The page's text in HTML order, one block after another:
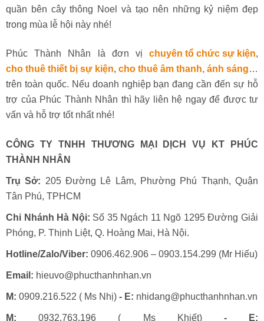
quần bên cây thông Noel và tạo nên những kỷ niệm đẹp
trong mùa lễ hội này nhé!
Phúc Thành Nhân là đơn vị chuyên tổ chức sự kiện,
cho thuê thiết bị sự kiện, cho thuê âm thanh, ánh sáng…
trên toàn quốc. Nếu doanh nghiệp bạn đang cần đến sự hỗ
trợ của Phúc Thành Nhân thì hãy liên hệ ngay để được tư
vấn và hỗ trợ tốt nhất nhé!
CÔNG TY TNHH THƯƠNG MẠI DỊCH VỤ KT PHÚC
THÀNH NHÂN
Trụ Sở: 205 Đường Lê Lâm, Phường Phú Thạnh, Quận
Tân Phú, TPHCM
Chi Nhánh Hà Nội: Số 35 Ngách 11 Ngõ 1295 Đường Giải
Phóng, P. Thịnh Liệt, Q. Hoàng Mai, Hà Nội.
Hotline/Zalo/Viber: 0906.462.906 – 0903.154.299 (Mr Hiếu)
Email: hieuvo@phucthanhnhan.vn
M: 0909.216.522 ( Ms Nhị) - E: nhidang@phucthanhnhan.vn
M: 0932.763.196 ( Ms Khiết) - E: